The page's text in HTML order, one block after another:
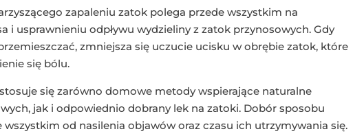
zapaleniu zatok polega przede wszystkim na
i usprawnieniu odpływu wydzieliny z zatok przynosowych. Gdy
zmniejsza się uczucie ucisku w obrębie zatok, które
się bólu.
się zarówno domowe metody wspierające naturalne
jak i odpowiednio dobrany lek na zatoki. Dobór sposobu
wszystkim od nasilenia objawów oraz czasu ich utrzymywania się.